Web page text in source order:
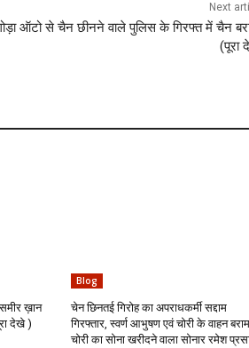
Next
ऑटो से चैन छीनने वाले पुलिस के गिरफ्त में चैन
(पूरा
ख़ान
देखे )
Blog
चेन छिनतई गिरोह का अपराधकर्मी सद्दाम
गिरफ्तार, स्वर्ण आभुषण एवं चोरी के वाहन
चोरी का सोना खरीदने वाला सोनार रमेश